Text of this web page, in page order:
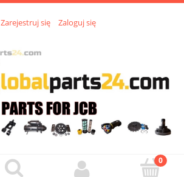
Zarejestruj się Zaloguj się